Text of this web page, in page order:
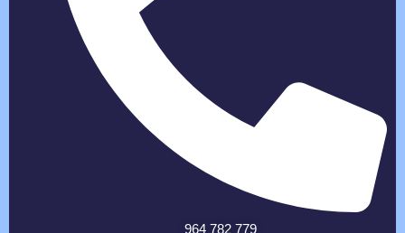
964 782 779